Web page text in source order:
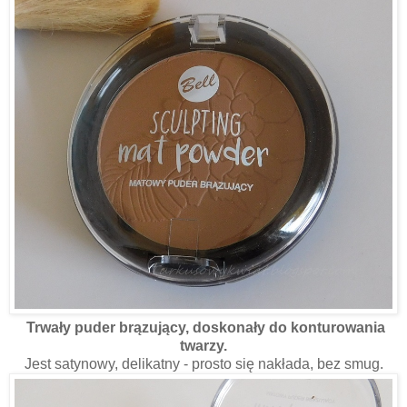
Trwały puder brązujący, doskonały do konturowania
twarzy.
Jest satynowy, delikatny - prosto się nakłada, bez smug.